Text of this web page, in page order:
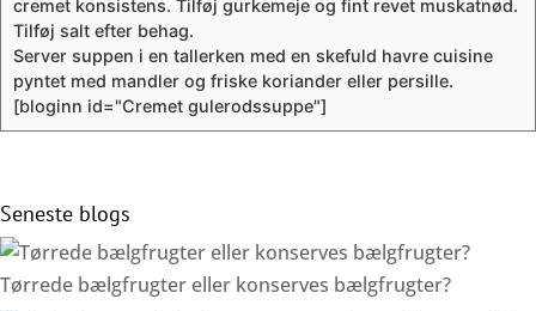
cremet konsistens. Tilføj gurkemeje og fint revet muskatnød.
Tilføj salt efter behag.
Server suppen i en tallerken med en skefuld havre cuisine
pyntet med mandler og friske koriander eller persille.
[bloginn id="Cremet gulerodssuppe"]
Seneste blogs
Tørrede bælgfrugter eller konserves bælgfrugter?